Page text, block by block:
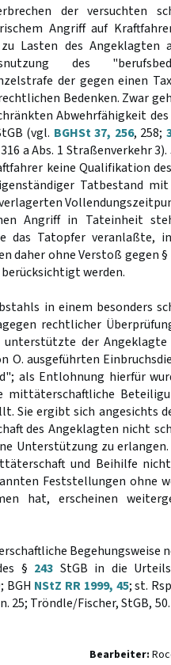
der versuchten
Angriff auf
Lasten des Angeklagten
des
der gegen einen
Bedenken. Zwar
Abwehrfähigkeit des
(vgl. BGHSt 37, 256, 258;
a Abs. 1 Straßenverkehr 3).
keine Qualifikation
Tatbestand
Angriff in Tateinheit
das Tatopfer veranlaßte,
daher ohne Verstoß gegen §
werden.
in einem besonders
rechtlicher
der Angeklagte
O. ausgeführten
als Entlohnung hierfür
mittäterschaftliche
Sie ergibt sich angesichts
des Angeklagten nicht
Unterstützung zu erlangen.
und Beihilfe
Feststellungen ohne
hat, erscheinen
Begehungsweise
§ 243 StGB in die
BGH NStZ RR 1999, 45; st.
25; Tröndle/Fischer, StGB,
Bearbeiter: